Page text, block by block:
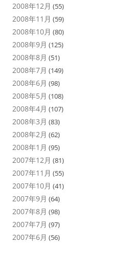
2008年12月 (55)
2008年11月 (59)
2008年10月 (80)
2008年9月 (125)
2008年8月 (51)
2008年7月 (149)
2008年6月 (98)
2008年5月 (108)
2008年4月 (107)
2008年3月 (83)
2008年2月 (62)
2008年1月 (95)
2007年12月 (81)
2007年11月 (55)
2007年10月 (41)
2007年9月 (64)
2007年8月 (98)
2007年7月 (97)
2007年6月 (56)